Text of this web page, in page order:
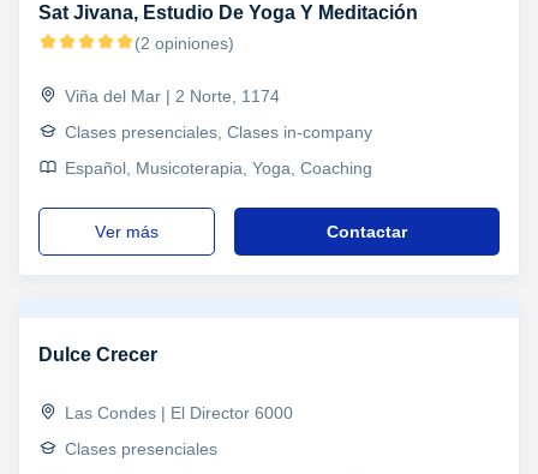
Sat Jivana, Estudio De Yoga Y Meditación
(2 opiniones)
Viña del Mar | 2 Norte, 1174
Clases presenciales, Clases in-company
Español, Musicoterapia, Yoga, Coaching
ver más Contactar
Dulce Crecer
Las Condes | El Director 6000
Clases presenciales